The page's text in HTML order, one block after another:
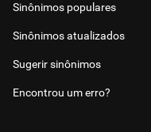
Sinônimos populares
Sinônimos atualizados
Sugerir sinônimos
Encontrou um erro?